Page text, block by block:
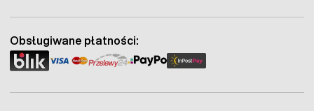
Obsługiwane płatności: